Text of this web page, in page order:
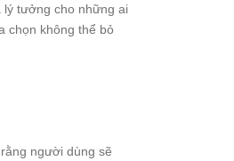
lý tưởng cho những ai
chọn không thể bỏ
người dùng sẽ